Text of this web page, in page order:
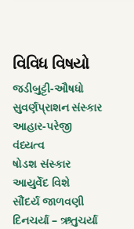
તારીખો
પુષ્ય
નક્ષત્ર
સમય
પુષ્ય
નક્ષત્રની
તારીખો
વિવિધ વિષયો
જડીબુટ્ટી-ઔષધો
સુવર્ણપ્રાશન સંસ્કાર
આહાર-પરેજી
વંધ્યત્વ
ષોડશ સંસ્કાર
આયુર્વેદ વિશે
સૌંદર્ય જાળવણી
દિનચર્યા – ઋતુચર્યા